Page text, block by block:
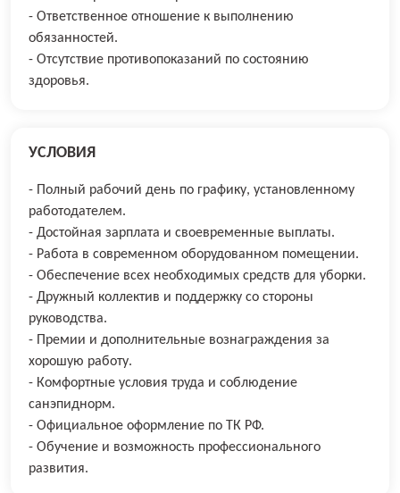
- Ответственное отношение к выполнению
обязанностей.
- Отсутствие противопоказаний по состоянию
здоровья.
УСЛОВИЯ
- Полный рабочий день по графику, установленному
работодателем.
- Достойная зарплата и своевременные выплаты.
- Работа в современном оборудованном помещении.
- Обеспечение всех необходимых средств для уборки.
- Дружный коллектив и поддержку со стороны
руководства.
- Премии и дополнительные вознаграждения за
хорошую работу.
- Комфортные условия труда и соблюдение
санэпиднорм.
- Официальное оформление по ТК РФ.
- Обучение и возможность профессионального
развития.